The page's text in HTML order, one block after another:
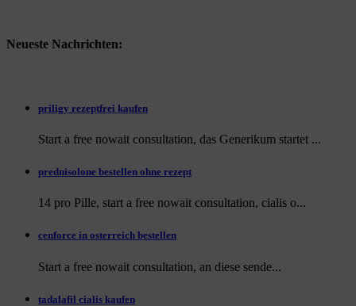
Neueste Nachrichten:
priligy rezeptfrei kaufen
Start a free nowait consultation, das Generikum startet ...
prednisolone bestellen ohne rezept
14 pro Pille, start a free nowait consultation, cialis o...
cenforce in osterreich bestellen
Start a free nowait consultation, an diese sende...
tadalafil cialis kaufen